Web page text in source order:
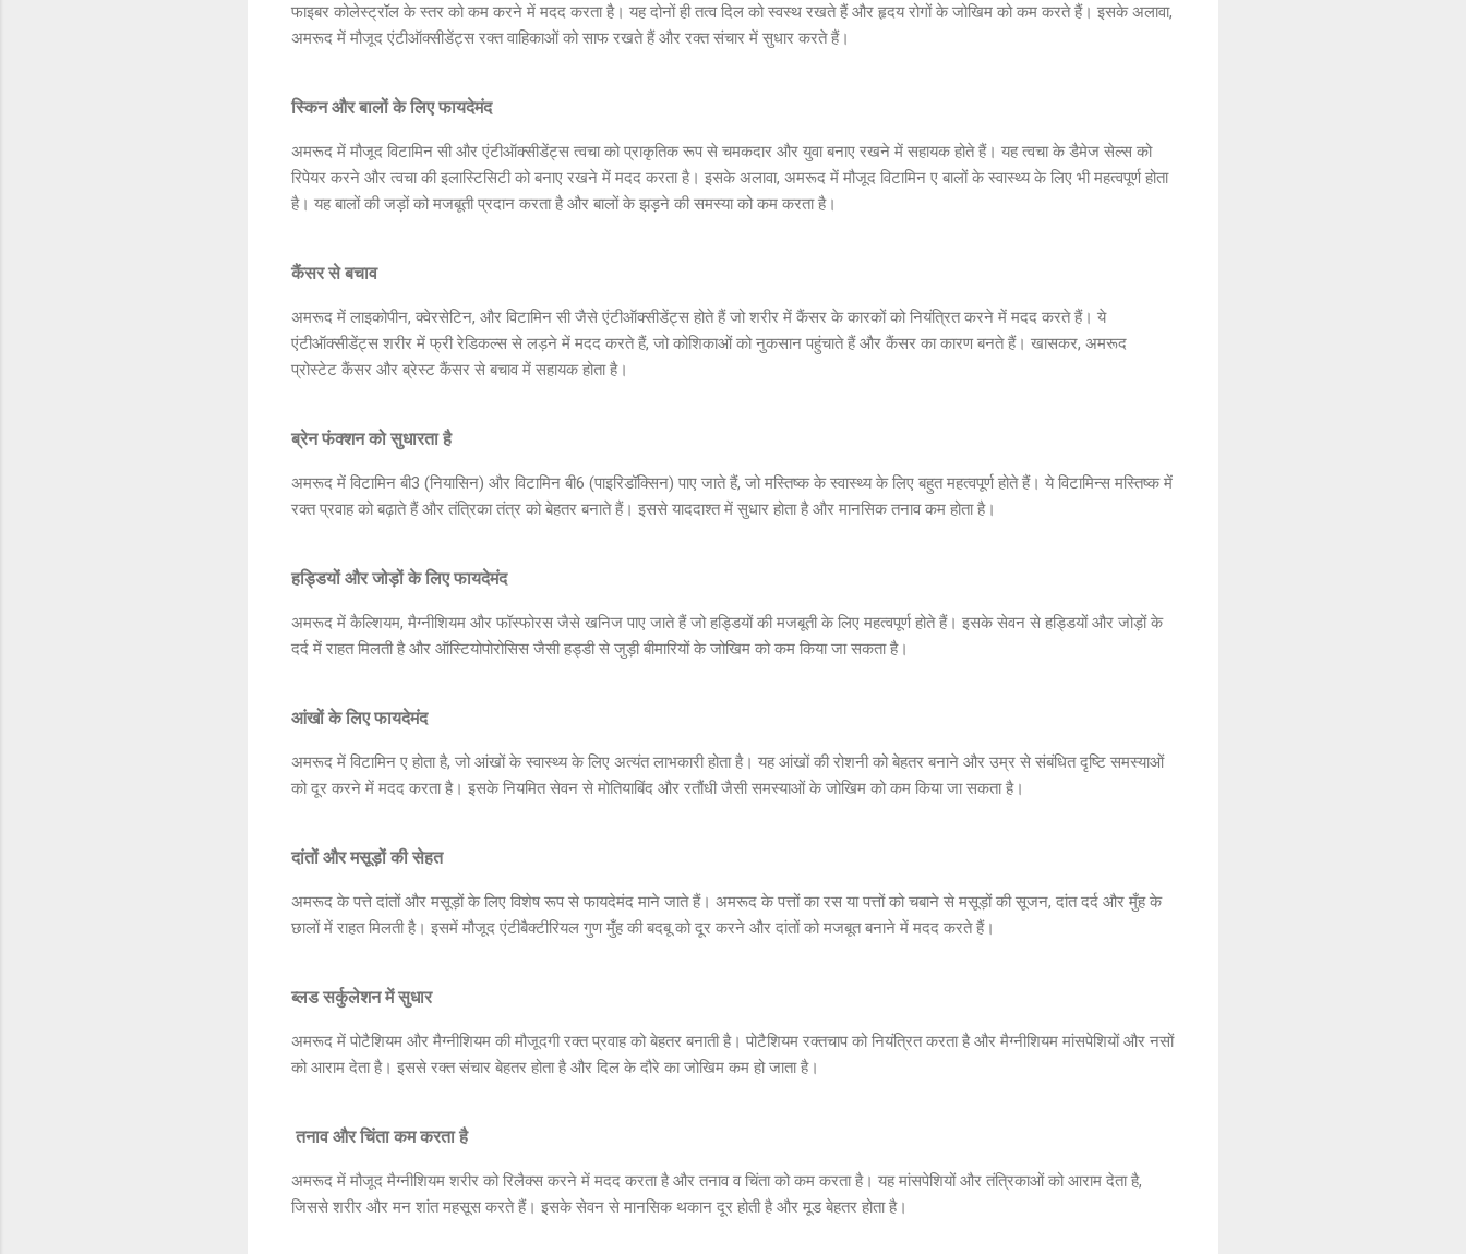
फाइबर कोलेस्ट्रॉल के स्तर को कम करने में मदद करता है। यह दोनों ही तत्व दिल को स्वस्थ रखते हैं और हृदय रोगों के जोखिम को कम करते हैं। इसके अलावा,
अमरूद में मौजूद एंटीऑक्सीडेंट्स रक्त वाहिकाओं को साफ रखते हैं और रक्त संचार में सुधार करते हैं।
स्किन और बालों के लिए फायदेमंद
अमरूद में मौजूद विटामिन सी और एंटीऑक्सीडेंट्स त्वचा को प्राकृतिक रूप से चमकदार और युवा बनाए रखने में सहायक होते हैं। यह त्वचा के डैमेज सेल्स को
रिपेयर करने और त्वचा की इलास्टिसिटी को बनाए रखने में मदद करता है। इसके अलावा, अमरूद में मौजूद विटामिन ए बालों के स्वास्थ्य के लिए भी महत्वपूर्ण होता
है। यह बालों की जड़ों को मजबूती प्रदान करता है और बालों के झड़ने की समस्या को कम करता है।
कैंसर से बचाव
अमरूद में लाइकोपीन, क्वेरसेटिन, और विटामिन सी जैसे एंटीऑक्सीडेंट्स होते हैं जो शरीर में कैंसर के कारकों को नियंत्रित करने में मदद करते हैं। ये
एंटीऑक्सीडेंट्स शरीर में फ्री रेडिकल्स से लड़ने में मदद करते हैं, जो कोशिकाओं को नुकसान पहुंचाते हैं और कैंसर का कारण बनते हैं। खासकर, अमरूद
प्रोस्टेट कैंसर और ब्रेस्ट कैंसर से बचाव में सहायक होता है।
ब्रेन फंक्शन को सुधारता है
अमरूद में विटामिन बी3 (नियासिन) और विटामिन बी6 (पाइरिडॉक्सिन) पाए जाते हैं, जो मस्तिष्क के स्वास्थ्य के लिए बहुत महत्वपूर्ण होते हैं। ये विटामिन्स मस्तिष्क में
रक्त प्रवाह को बढ़ाते हैं और तंत्रिका तंत्र को बेहतर बनाते हैं। इससे याददाश्त में सुधार होता है और मानसिक तनाव कम होता है।
हड्डियों और जोड़ों के लिए फायदेमंद
अमरूद में कैल्शियम, मैग्नीशियम और फॉस्फोरस जैसे खनिज पाए जाते हैं जो हड्डियों की मजबूती के लिए महत्वपूर्ण होते हैं। इसके सेवन से हड्डियों और जोड़ों के
दर्द में राहत मिलती है और ऑस्टियोपोरोसिस जैसी हड्डी से जुड़ी बीमारियों के जोखिम को कम किया जा सकता है।
आंखों के लिए फायदेमंद
अमरूद में विटामिन ए होता है, जो आंखों के स्वास्थ्य के लिए अत्यंत लाभकारी होता है। यह आंखों की रोशनी को बेहतर बनाने और उम्र से संबंधित दृष्टि समस्याओं
को दूर करने में मदद करता है। इसके नियमित सेवन से मोतियाबिंद और रतौंधी जैसी समस्याओं के जोखिम को कम किया जा सकता है।
दांतों और मसूड़ों की सेहत
अमरूद के पत्ते दांतों और मसूड़ों के लिए विशेष रूप से फायदेमंद माने जाते हैं। अमरूद के पत्तों का रस या पत्तों को चबाने से मसूड़ों की सूजन, दांत दर्द और मुँह के
छालों में राहत मिलती है। इसमें मौजूद एंटीबैक्टीरियल गुण मुँह की बदबू को दूर करने और दांतों को मजबूत बनाने में मदद करते हैं।
ब्लड सर्कुलेशन में सुधार
अमरूद में पोटैशियम और मैग्नीशियम की मौजूदगी रक्त प्रवाह को बेहतर बनाती है। पोटैशियम रक्तचाप को नियंत्रित करता है और मैग्नीशियम मांसपेशियों और नसों
को आराम देता है। इससे रक्त संचार बेहतर होता है और दिल के दौरे का जोखिम कम हो जाता है।
तनाव और चिंता कम करता है
अमरूद में मौजूद मैग्नीशियम शरीर को रिलैक्स करने में मदद करता है और तनाव व चिंता को कम करता है। यह मांसपेशियों और तंत्रिकाओं को आराम देता है,
जिससे शरीर और मन शांत महसूस करते हैं। इसके सेवन से मानसिक थकान दूर होती है और मूड बेहतर होता है।